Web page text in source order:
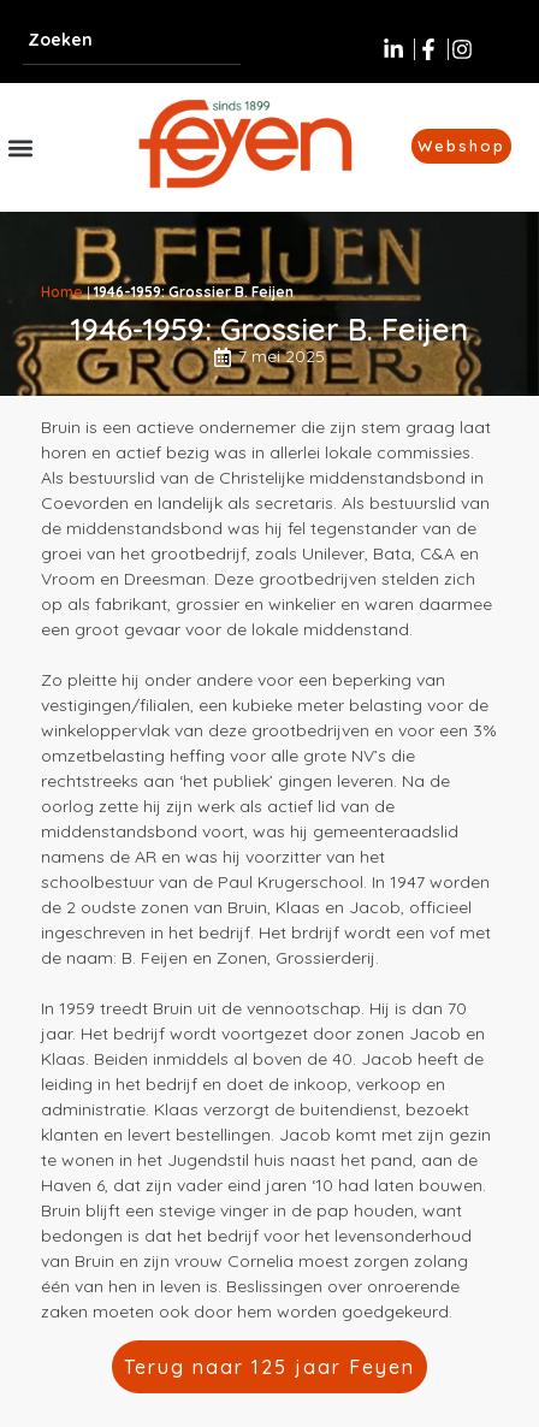
Webshop
Home|1946-1959: Grossier B. Feijen
1946-1959: Grossier B. Feijen
7 mei 2025
Bruin is een actieve ondernemer die zijn stem graag laat
horen en actief bezig was in allerlei lokale commissies.
Als bestuurslid van de Christelijke middenstandsbond in
Coevorden en landelijk als secretaris. Als bestuurslid van
de middenstandsbond was hij fel tegenstander van de
groei van het grootbedrijf, zoals Unilever, Bata, C&A en
Vroom en Dreesman. Deze grootbedrijven stelden zich
op als fabrikant, grossier en winkelier en waren daarmee
een groot gevaar voor de lokale middenstand.
Zo pleitte hij onder andere voor een beperking van
vestigingen/filialen, een kubieke meter belasting voor de
winkeloppervlak van deze grootbedrijven en voor een 3%
omzetbelasting heffing voor alle grote NV’s die
rechtstreeks aan ‘het publiek’ gingen leveren. Na de
oorlog zette hij zijn werk als actief lid van de
middenstandsbond voort, was hij gemeenteraadslid
namens de AR en was hij voorzitter van het
schoolbestuur van de Paul Krugerschool. In 1947 worden
de 2 oudste zonen van Bruin, Klaas en Jacob, officieel
ingeschreven in het bedrijf. Het brdrijf wordt een vof met
de naam: B. Feijen en Zonen, Grossierderij.
In 1959 treedt Bruin uit de vennootschap. Hij is dan 70
jaar. Het bedrijf wordt voortgezet door zonen Jacob en
Klaas. Beiden inmiddels al boven de 40. Jacob heeft de
leiding in het bedrijf en doet de inkoop, verkoop en
administratie. Klaas verzorgt de buitendienst, bezoekt
klanten en levert bestellingen. Jacob komt met zijn gezin
te wonen in het Jugendstil huis naast het pand, aan de
Haven 6, dat zijn vader eind jaren ‘10 had laten bouwen.
Bruin blijft een stevige vinger in de pap houden, want
bedongen is dat het bedrijf voor het levensonderhoud
van Bruin en zijn vrouw Cornelia moest zorgen zolang
één van hen in leven is. Beslissingen over onroerende
zaken moeten ook door hem worden goedgekeurd.
Terug naar 125 jaar Feyen